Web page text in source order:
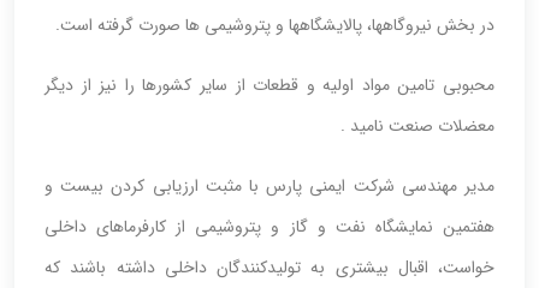
در بخش نیروگاهها، پالایشگاهها و پتروشیمی ها صورت گرفته است.
محبوبی تامین مواد اولیه و قطعات از سایر کشورها را نیز از دیگر
معضلات صنعت نامید .
مدیر مهندسی شرکت ایمنی پارس با مثبت ارزیابی کردن بیست و
هفتمین نمایشگاه نفت و گاز و پتروشیمی از کارفرماهای داخلی
خواست، اقبال بیشتری به تولیدکنندگان داخلی داشته باشند که